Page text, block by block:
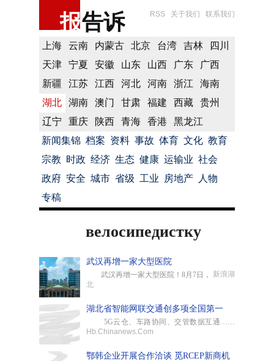
报告诉 RSS 关于我们 联系我们
上海 云南 内蒙古 北京 台湾 吉林
四川
天津
宁夏 安徽 山东 山西 广东
广西
新疆
江苏 江西 河北 河南 浙江
海南
湖北
湖南 澳门 甘肃 福建 西藏
贵州
辽宁
重庆 陕西 青海 香港
黑龙江
新闻集锦 档案 资料 事故 体育 文化 教育
宗教 时政 经济 生态 健康 运输业 社会
政府 安全 城市 省级 工业 房地产
人物
专稿
велосипедистку
武汉再增一家大型医院
武汉再增一家大型医院！8月7日， 新浪湖
北
湖北省智能网联交通创多项全国第一
5G云仓、车路协同、交管数据互通……
Hb.Chinanews.Com
鄂韩企业开展合作洽谈 觅RCEP新商机